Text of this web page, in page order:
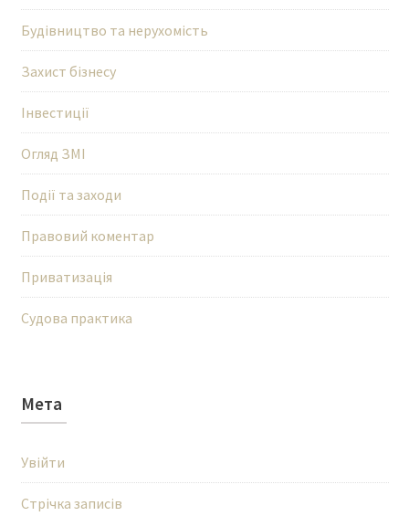
Будівництво та нерухомість
Захист бізнесу
Інвестиції
Огляд ЗМІ
Події та заходи
Правовий коментар
Приватизація
Судова практика
Мета
Увійти
Стрічка записів